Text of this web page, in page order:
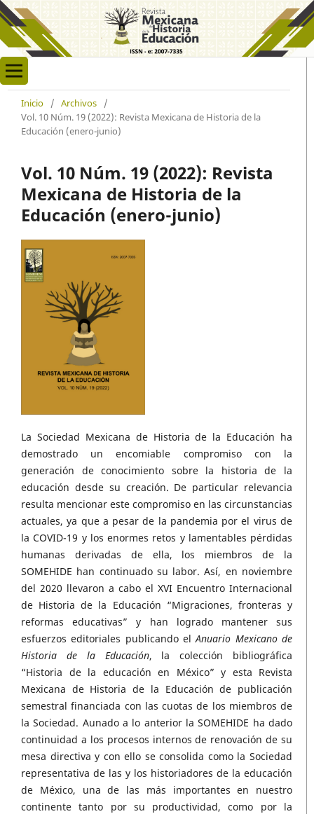
Inicio / Archivos
/
Vol. 10 Núm. 19 (2022): Revista Mexicana de Historia de la
Educación (enero-junio)
Vol. 10 Núm. 19 (2022): Revista
Mexicana de Historia de la
Educación (enero-junio)
La Sociedad Mexicana de Historia de la Educación ha
demostrado un encomiable compromiso con la
generación de conocimiento sobre la historia de la
educación desde su creación. De particular relevancia
resulta mencionar este compromiso en las circunstancias
actuales, ya que a pesar de la pandemia por el virus de
la COVID-19 y los enormes retos y lamentables pérdidas
humanas derivadas de ella, los miembros de la
SOMEHIDE han continuado su labor. Así, en noviembre
del 2020 llevaron a cabo el XVI Encuentro Internacional
de Historia de la Educación “Migraciones, fronteras y
reformas educativas” y han logrado mantener sus
esfuerzos editoriales publicando elAnuario Mexicano de
Historia de la Educación, la colección bibliográfica
“Historia de la educación en México” y esta Revista
Mexicana de Historia de la Educación de publicación
semestral financiada con las cuotas de los miembros de
la Sociedad. Aunado a lo anterior la SOMEHIDE ha dado
continuidad a los procesos internos de renovación de su
mesa directiva y con ello se consolida como la Sociedad
representativa de las y los historiadores de la educación
de México, una de las más importantes en nuestro
continente tanto por su productividad, como por la